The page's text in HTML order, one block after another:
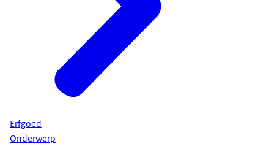
Erfgoed
Onderwerp